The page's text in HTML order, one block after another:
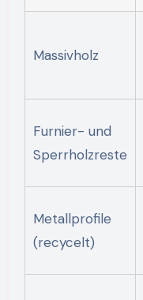
Massivholz
Furnier- und
Sperrholzreste
Metallprofile
(recycelt)